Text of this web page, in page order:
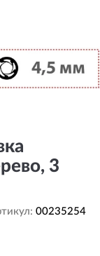
3
00235254